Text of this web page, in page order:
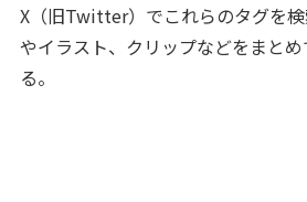
X（旧Twitter）でこれらのタグを
やイラスト、クリップなどをまと
る。